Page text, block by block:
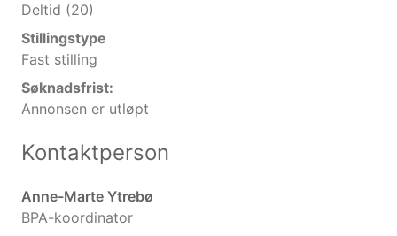
Deltid (20)
Stillingstype
Fast stilling
Søknadsfrist:
Annonsen er utløpt
Kontaktperson
Anne-Marte Ytrebø
BPA-koordinator